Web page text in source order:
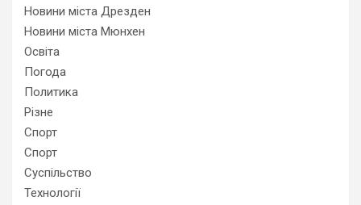
Новини міста Дрезден
Новини міста Мюнхен
Освіта
Погода
Политика
Різне
Спорт
Спорт
Суспільство
Технології